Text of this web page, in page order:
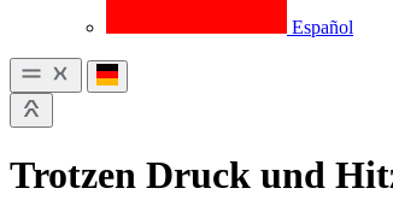
Español
Trotzen Druck und